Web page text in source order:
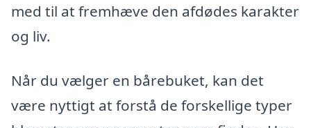
med til at fremhæve den afdødes karakter
og liv.
Når du vælger en bårebuket, kan det
være nyttigt at forstå de forskellige typer